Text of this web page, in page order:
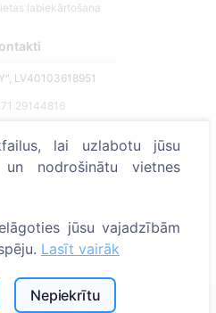
labiekārtošana
LV40103618951
29144816
visā Latvijā!
Visas tiesības aizsargātas
lai uzlabotu jūsu
un nodrošinātu vietnes
jūsu vajadzībām
Lasīt vairāk
Nepiekrītu